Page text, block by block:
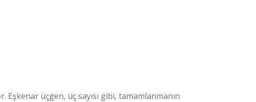
üçgen, üç sayısı gibi, tamamlanmanın